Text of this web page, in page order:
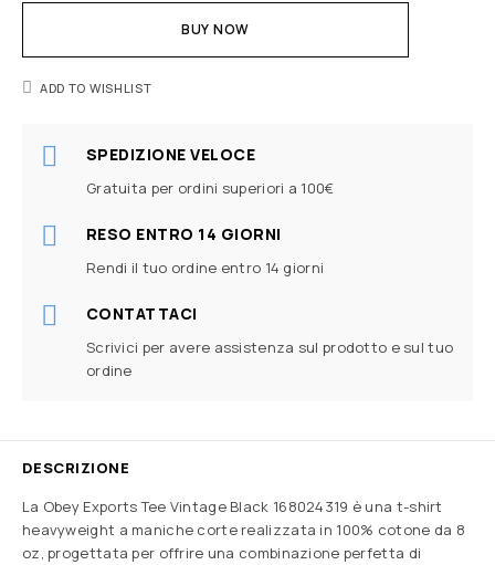
BUY NOW
ADD TO WISHLIST
SPEDIZIONE VELOCE
Gratuita per ordini superiori a 100€
RESO ENTRO 14 GIORNI
Rendi il tuo ordine entro 14 giorni
CONTATTACI
Scrivici per avere assistenza sul prodotto e sul tuo
ordine
DESCRIZIONE
La Obey Exports Tee Vintage Black 168024319 è una t-shirt
heavyweight a maniche corte realizzata in 100% cotone da 8
oz, progettata per offrire una combinazione perfetta di